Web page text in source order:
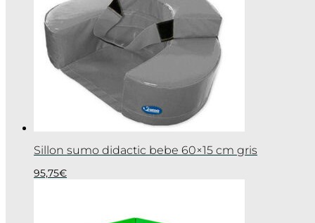
Sillon sumo didactic bebe 60×15 cm gris
95,75€